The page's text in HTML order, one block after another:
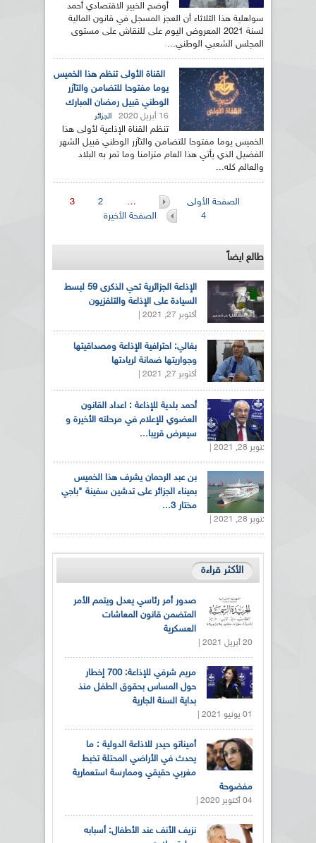
أوضح الخبير الاقتصادي أحمد
سواهلية هذا الثلاثاء أن العجز المسجل في قانون المالية
لسنة 2021 المعروض اليوم على للنقاش على مستوى
المجلس الشعبي الوطني...
القناة الأولى تنظم هذا الخميس
يوما مفتوحا للتضامن والتآزر
الوطني قبيل رمضان المبارك
16 أبريل 2020 الجزائر
تنظم القناة الإذاعية لأولى هذا
الخميس يوما مفتوحا للتضامن والتآزر الوطني قبيل الشهر
الفضيل الذي يأتي هذا العام متزامنا وما تمر به البلاد
والعالم كله...
الصفحات
الصفحة الأولى …
2
3
4
الصفحة الأخيرة
طالع ايضاً
الإذاعة الجزائرية تحي الذكرى 59 لبسط
السيادة على الإذاعة والتلفزيون
أكتوبر 27, 2021 |
بغالي: احترافية الإذاعة ومصداقيتها
وجواريتها ضمانة لريادتها
أكتوبر 27, 2021 |
أحمد بلدية للإذاعة : اعداد القانون
العضوي للإعلام في مرحلته الأخيرة و
سيعرض قريبا...
أكتوبر 28, 2021 |
بن عبد الرحمان يشرف هذا الخميس
بميناء الجزائر على تدشين سفينة "باجي
مختار 3...
أكتوبر 28, 2021 |
الأكثر قراءة
صدور أمر رئاسي يعدل ويتمم الأمر
المتضمن قانون المعاشات
العسكرية
20 أبريل 2021 |
مريم شرفي للإذاعة: 700 إخطار
حول المساس بحقوق الطفل منذ
بداية السنة الجارية
01 يونيو 2021 |
أميناتو حيدر للاذاعة الدولية : ما
يحدث في الأراضي المحتلة تخبط
مغربي حقيقي وممارسة استعمارية
مفضوحة
04 أكتوبر 2020 |
نزيف الأنف عند الأطفال: أسبابه